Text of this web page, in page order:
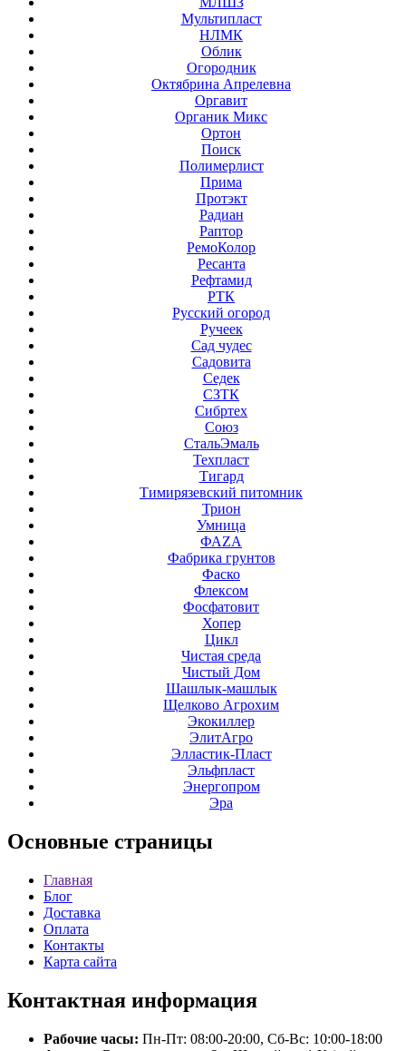
Мультипласт
НЛМК
Облик
Огородник
Октябрина Апрелевна
Оргавит
Органик Микс
Ортон
Поиск
Полимерлист
Прима
Протэкт
Радиан
Раптор
РемоКолор
Ресанта
Рефтамид
РТК
Русский огород
Ручеек
Сад чудес
Садовита
Седек
СЗТК
Сибртех
Союз
СтальЭмаль
Техпласт
Тигард
Тимирязевский питомник
Трион
Умница
ФАZА
Фабрика грунтов
Фаско
Флексом
Фосфатовит
Хопер
Цикл
Чистая среда
Чистый Дом
Шашлык-машлык
Щелково Агрохим
Экокиллер
ЭлитАгро
Элластик-Пласт
Эльфпласт
Энергопром
Эра
Основные страницы
Главная
Блог
Доставка
Оплата
Контакты
Карта сайта
Контактная информация
Рабочие часы: Пн-Пт: 08:00-20:00, Сб-Вс: 10:00-18:00